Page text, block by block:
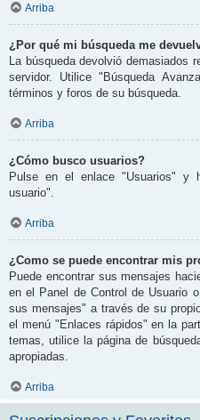
Arriba
¿Por qué mi búsqueda me
La búsqueda devolvió demasiados
servidor. Utilice "Búsqueda
términos y foros de su búsqueda.
Arriba
¿Cómo busco usuarios?
Pulse en el enlace "Usuarios" y
usuario".
Arriba
¿Como se puede encontrar mis
Puede encontrar sus mensajes
en el Panel de Control de Usuario
sus mensajes" a través de su
el menú "Enlaces rápidos" en la
temas, utilice la página de
apropiadas.
Arriba